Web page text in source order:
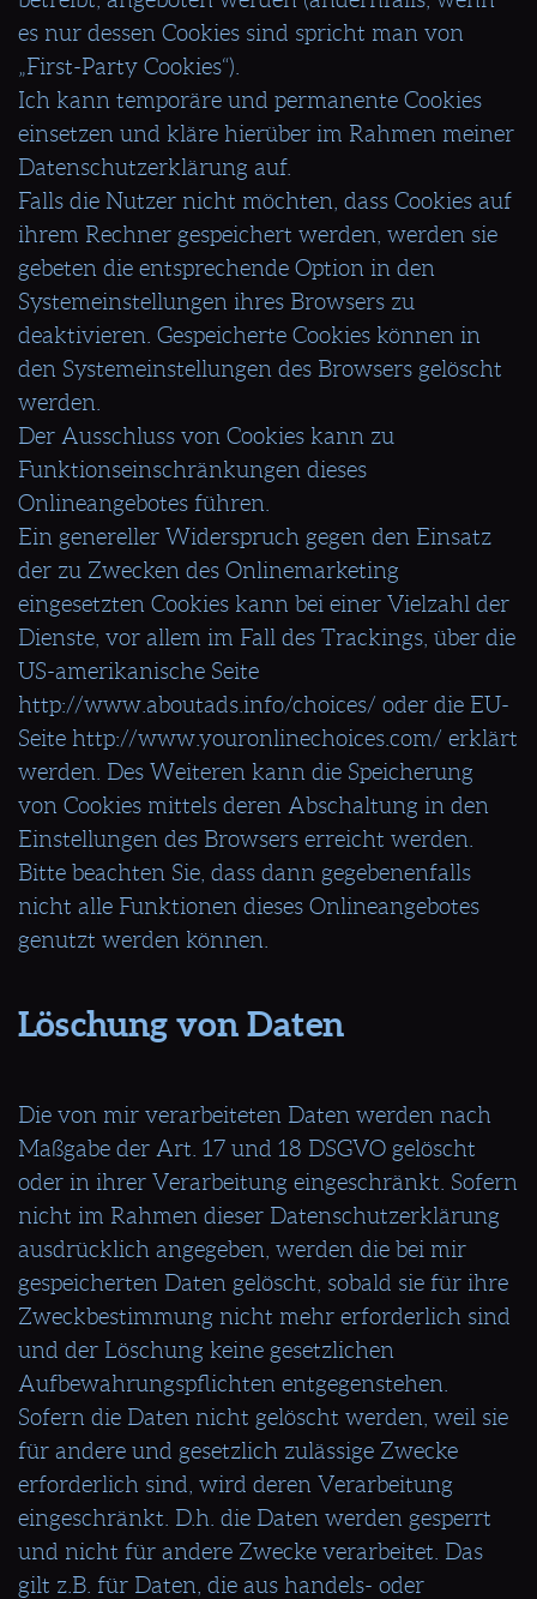
es nur dessen Cookies sind spricht man von
„First-Party Cookies“).
Ich kann temporäre und permanente Cookies
einsetzen und kläre hierüber im Rahmen meiner
Datenschutzerklärung auf.
Falls die Nutzer nicht möchten, dass Cookies auf
ihrem Rechner gespeichert werden, werden sie
gebeten die entsprechende Option in den
Systemeinstellungen ihres Browsers zu
deaktivieren. Gespeicherte Cookies können in
den Systemeinstellungen des Browsers gelöscht
werden.
Der Ausschluss von Cookies kann zu
Funktionseinschränkungen dieses
Onlineangebotes führen.
Ein genereller Widerspruch gegen den Einsatz
der zu Zwecken des Onlinemarketing
eingesetzten Cookies kann bei einer Vielzahl der
Dienste, vor allem im Fall des Trackings, über die
US-amerikanische Seite
http://www.aboutads.info/choices/ oder die EU-
Seite http://www.youronlinechoices.com/ erklärt
werden. Des Weiteren kann die Speicherung
von Cookies mittels deren Abschaltung in den
Einstellungen des Browsers erreicht werden.
Bitte beachten Sie, dass dann gegebenenfalls
nicht alle Funktionen dieses Onlineangebotes
genutzt werden können.
Löschung von Daten
Die von mir verarbeiteten Daten werden nach
Maßgabe der Art. 17 und 18 DSGVO gelöscht
oder in ihrer Verarbeitung eingeschränkt. Sofern
nicht im Rahmen dieser Datenschutzerklärung
ausdrücklich angegeben, werden die bei mir
gespeicherten Daten gelöscht, sobald sie für ihre
Zweckbestimmung nicht mehr erforderlich sind
und der Löschung keine gesetzlichen
Aufbewahrungspflichten entgegenstehen.
Sofern die Daten nicht gelöscht werden, weil sie
für andere und gesetzlich zulässige Zwecke
erforderlich sind, wird deren Verarbeitung
eingeschränkt. D.h. die Daten werden gesperrt
und nicht für andere Zwecke verarbeitet. Das
gilt z.B. für Daten, die aus handels- oder